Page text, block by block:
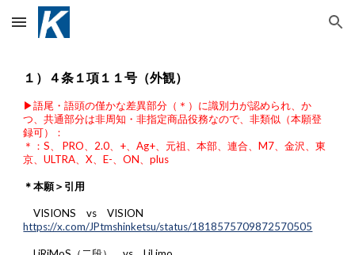
Skip to main content Skip to navigation
１）４条１項１１号（外観）
▶︎語尾・語頭の僅かな差異部分（＊）に識別力が認められ、か
つ、共通部分は非周知・非指定商品役務なので、非類似（本願登
録可）：
＊：S、 PRO、2.0、+、Ag+、元祖、本部、連合、M7、金沢、東
京、ULTRA、X、E-、ON、plus
＊本願＞引用
VISIONS vs VISION
https://x.com/JPtmshinketsu/status/1818575709872570505